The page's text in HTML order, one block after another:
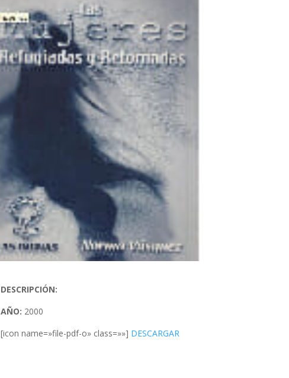
DESCRIPCIÓN:
AÑO: 2000
[icon name=»file-pdf-o» class=»»] DESCARGAR